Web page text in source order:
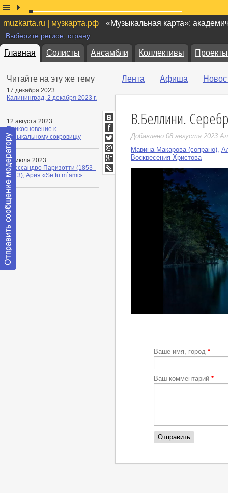
muzkarta.ru | музкарта.рф «Музыкальная карта»:
Выберите регион, страну
Главная Солисты Ансамбли Коллективы Проекты
Читайте на эту же тему
17 декабря 2023
Калининград, 2 декабря 2023 г.
12 августа 2023
Прикосновение к
музыкальному сокровищу
21 июля 2023
Алессандро Паризотти (1853–
1913), Ария «Se tu m`ami»
Лента Афиша
В.Беллини.
Добавлено 08 августа 2023
Марина Макарова (сопрано)
Воскресения Христова
ВКонтакте
Facebook
Twitter
Мой
Мир
Google+
LiveJournal
Ваше имя, город *
Ваш комментарий *